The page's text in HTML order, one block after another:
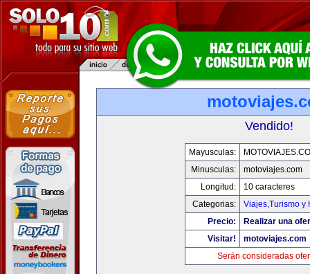
Vendido!
Mayusculas:
Minusculas:
motoviajes.com
Longitud:
10 caracteres
Categorias:
Viajes,Turismo y
Precio:
Realizar una
Visitar!
motoviajes.com
Serán consideradas